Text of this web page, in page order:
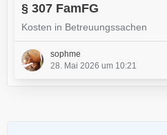
§ 307 FamFG
Kosten in Betreuungssachen
sophme
28. Mai 2026 um 10:21